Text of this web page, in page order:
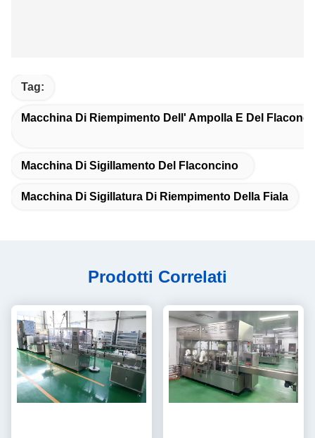
Tag:
Macchina Di Riempimento Dell' Ampolla E Del
Macchina Di Sigillamento Del Flaconcino
Macchina Di Sigillatura Di Riempimento Della Fiala
Prodotti Correlati